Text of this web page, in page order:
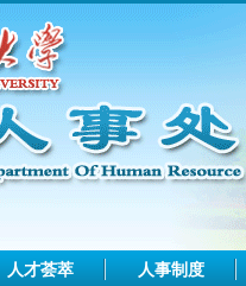
人才荟萃 人事制度